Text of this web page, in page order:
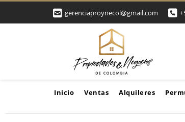
gerenciaproynecol@gmail.com
Inicio Ventas Alquileres